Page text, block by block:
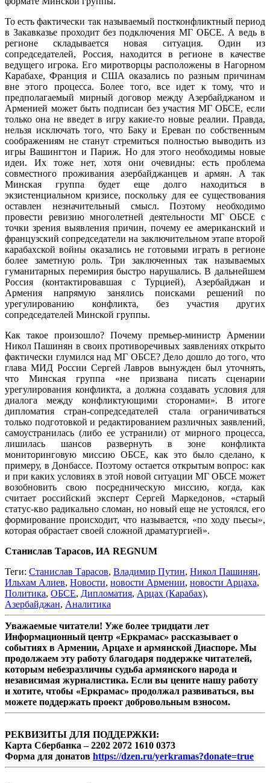
То есть фактически так называемый постконфликтный период
в Закавказье проходит без подключения МГ ОБСЕ. А ведь в
регионе складывается новая ситуация. Один из
сопредседателей, Россия, находится в регионе в качестве
ведущего игрока. Его миротворцы расположены в Нагорном
Карабахе, Франция и США оказались по разным причинам
вне этого процесса. Более того, все идет к тому, что и
предполагаемый мирный договор между Азербайджаном и
Арменией может быть подписан без участия МГ ОБСЕ, если
только она не введет в игру какие-то новые реалии. Правда,
нельзя исключать того, что Баку и Ереван по собственным
соображениям не станут стремиться полностью выводить из
игры Вашингтон и Париж. Но для этого необходимы новые
идеи. Их тоже нет, хотя они очевидны: есть проблема
совместного проживания азербайджанцев и армян. А так
Минская группа будет еще долго находиться в
экзистенциальном кризисе, поскольку для ее существования
оставлен незначительный смысл. Поэтому необходимо
провести ревизию многолетней деятельности МГ ОБСЕ с
точки зрения выявления причин, почему ее американский и
французский сопредседатели на заключительном этапе второй
карабахской войны оказались не готовыми играть в регионе
более заметную роль. Три заключенных так называемых
гуманитарных перемирия быстро нарушались. В дальнейшем
Россия (контактировавшая с Турцией), Азербайджан и
Армения напрямую занялись поисками решений по
урегулированию конфликта, без участия других
сопредседателей Минской группы.
Как такое произошло? Почему премьер-министр Армении
Никол Пашинян в своих противоречивых заявлениях открыто
фактически глумился над МГ ОБСЕ? Дело дошло до того, что
глава МИД России Сергей Лавров вынужден был уточнять,
что Минская группа «не призвана писать сценарии
урегулирования конфликта, а должна создавать условия для
диалога между конфликтующими сторонами». В итоге
дипломатия стран-сопредседателей стала ограничиваться
только подготовкой и редактированием различных заявлений,
самоустранилась (либо ее устранили) от мирного процесса,
лишилась шансов развернуть в зоне конфликта
мониторинговую миссию ОБСЕ, как это было сделано, к
примеру, в Донбассе. Поэтому остается открытым вопрос: как
и при каких условиях в этой новой ситуации МГ ОБСЕ может
возобновить свою посредническую миссию, когда, как
считает российский эксперт Сергей Маркедонов, «старый
статус-кво радикально сломан, но новый еще не устоялся, его
формирование происходит, что называется, «по ходу пьесы»,
которая обрастает своей сложной драматургией».
Станислав Тарасов, ИА REGNUM
Теги: Станислав Тарасов, Владимир Путин, Никол Пашинян,
Ильхам Алиев, Новости, новости Армении, новости Арцаха,
Политика, ОБСЕ, Дипломатия, Арцах (Карабах),
Азербайджан, Аналитика
Уважаемые читатели! Уже более тридцати лет
Информационный центр «Еркрамас» рассказывает о
событиях в Армении, Арцахе и армянской Диаспоре. Мы
продолжаем эту работу благодаря поддержке читателей,
которым небезразличны судьба армянского народа и
независимая журналистика. Если вы цените нашу работу
и хотите, чтобы «Еркрамас» продолжал развиваться, вы
можете поддержать проект добровольным взносом.
РЕКВИЗИТЫ ДЛЯ ПОДДЕРЖКИ:
Карта Сбербанка – 2202 2072 1610 0373
Форма для донатов https://dzen.ru/yerkramas?donate=true